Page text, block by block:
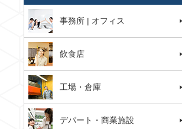
事務所 | オフィス
飲食店
工場・倉庫
デパート・商業施設